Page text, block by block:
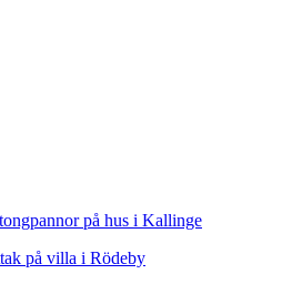
på hus i Kallinge
på villa i Rödeby